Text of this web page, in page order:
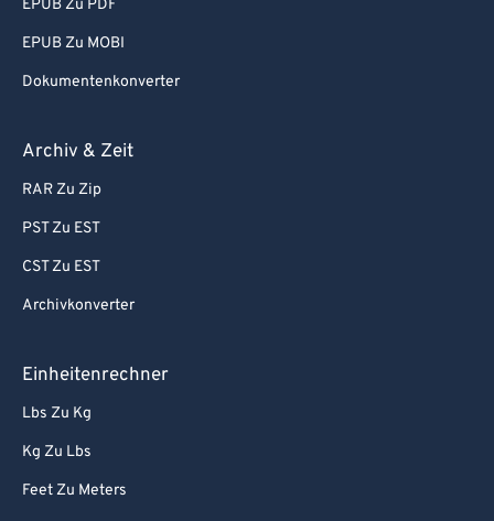
EPUB Zu PDF
EPUB Zu MOBI
Dokumentenkonverter
Archiv & Zeit
RAR Zu Zip
PST Zu EST
CST Zu EST
Archivkonverter
Einheitenrechner
Lbs Zu Kg
Kg Zu Lbs
Feet Zu Meters